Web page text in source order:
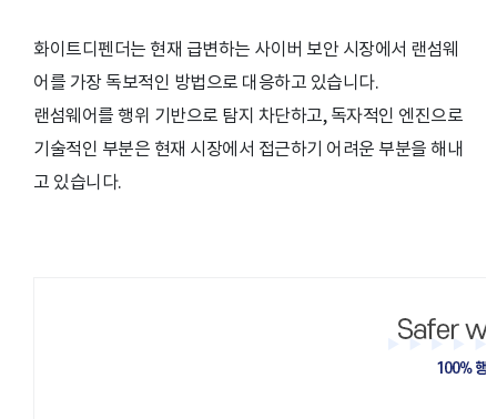
화이트디펜더는 현재 급변하는 사이버 보안 시장에서 랜섬웨
어를 가장 독보적인 방법으로 대응하고 있습니다.
랜섬웨어를 행위 기반으로 탐지 차단하고, 독자적인 엔진으로
기술적인 부분은 현재 시장에서 접근하기 어려운 부분을 해내
고 있습니다.